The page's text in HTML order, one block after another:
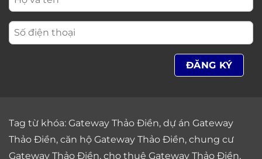
Tag từ khóa: Gateway Thảo Điền, dự án Gateway
Thảo Điền, căn hộ Gateway Thảo Điền, chung cư
Gateway Thảo Điền, cho thuê Gateway Thảo Điền,